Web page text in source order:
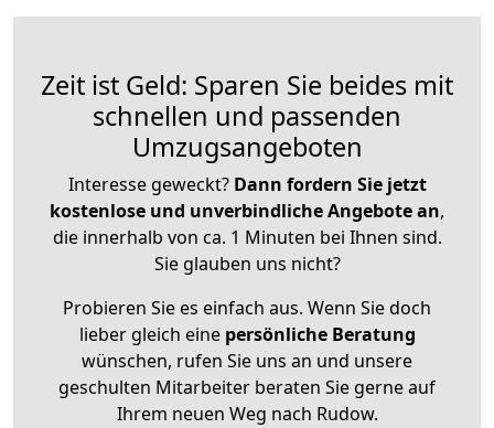
Zeit ist Geld: Sparen Sie beides mit
schnellen und passenden
Umzugsangeboten
Interesse geweckt? Dann fordern Sie jetzt
kostenlose und unverbindliche Angebote an,
die innerhalb von ca. 1 Minuten bei Ihnen sind.
Sie glauben uns nicht?
Probieren Sie es einfach aus. Wenn Sie doch
lieber gleich eine persönliche Beratung
wünschen, rufen Sie uns an und unsere
geschulten Mitarbeiter beraten Sie gerne auf
Ihrem neuen Weg nach Rudow.